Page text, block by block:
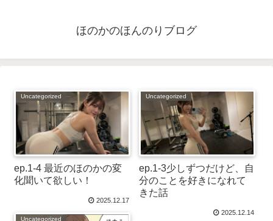
ほのかのほんのりブログ
Uncategorized
ep.1-4 最近のほのかの変
化聞いて欲しい！
2025.12.17
Uncategorized
ep.1-3少しずつだけど、自
分のことを好きになれて
きた話
2025.12.14
Uncategorized